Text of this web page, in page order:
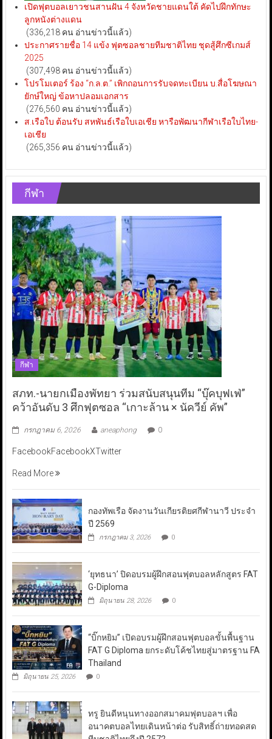
เปิดฟุตบอลเยาวชนสานฝัน 4 จังหวัดชายแดนใต้ คัดไปฝึกทักษะ
ลูกหนังต่างแดน
(336,218 คน อ่านข่าวนี้แล้ว)
ประกาศรายชื่อ 14 แข้ง ฟุตซอลชายทีมชาติไทย ชุดสู้ศึกซีเกมส์
2025
(307,498 คน อ่านข่าวนี้แล้ว)
โปรโมเตอร์ ร้อง “ก.ล.ต.” เพิกถอนการรับจดทะเบียน บ.สื่อโฆษณา
ยักษ์ใหญ่ ข้อหาปลอมเอกสาร
(276,560 คน อ่านข่าวนี้แล้ว)
ส.เรือใบ ต้อนรับ สหพันธ์เรือใบเอเชีย หารือพัฒนากีฬาเรือใบไทย-
เอเชีย
(265,356 คน อ่านข่าวนี้แล้ว)
กีฬา
กีฬา
สภท.-นายกเมืองพัทยา ร่วมสนับสนุนทีม “บุ๊คบุฟเฟ่”
คว้าอันดับ 3 ศึกฟุตซอล “เกาะล้าน × นัควีย์ คัพ”
กรกฎาคม 6, 2026 aneaphong 0
FacebookFacebookXTwitter
Read More
กองทัพเรือ จัดงานวันเกียรติยศกีฬานาวี ประจำ
ปี 2569
กรกฎาคม 3, 2026 0
‘ยุทธนา’ ปิดอบรมผู้ฝึกสอนฟุตบอลหลักสูตร FAT
G-Diploma
มิถุนายน 28, 2026 0
“บิ๊กหยิม” เปิดอบรมผู้ฝึกสอนฟุตบอลขั้นพื้นฐาน
FAT G Diploma ยกระดับโค้ชไทยสู่มาตรฐาน FA
Thailand
มิถุนายน 25, 2026 0
ทรู ยินดีหนุนทางออกสมาคมฟุตบอลฯ เพื่อ
อนาคตบอลไทยเดินหน้าต่อ รับสิทธิ์ถ่ายทอดสด